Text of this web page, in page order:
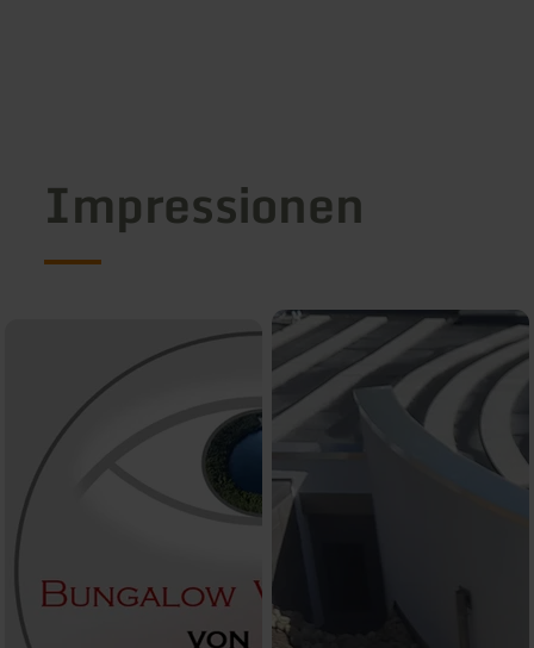
Impressionen